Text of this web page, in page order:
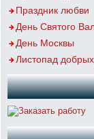
Праздник любви
День Святого
День Москвы
Листопад